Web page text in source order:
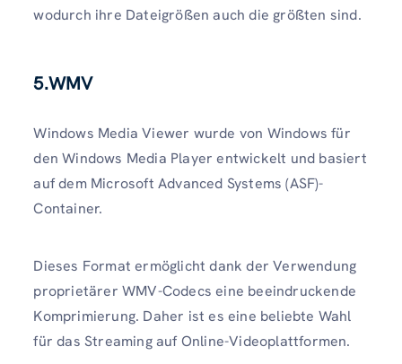
wodurch ihre Dateigrößen auch die größten sind.
5.WMV
Windows Media Viewer wurde von Windows für
den Windows Media Player entwickelt und basiert
auf dem Microsoft Advanced Systems (ASF)-
Container.
Dieses Format ermöglicht dank der Verwendung
proprietärer WMV-Codecs eine beeindruckende
Komprimierung. Daher ist es eine beliebte Wahl
für das Streaming auf Online-Videoplattformen.